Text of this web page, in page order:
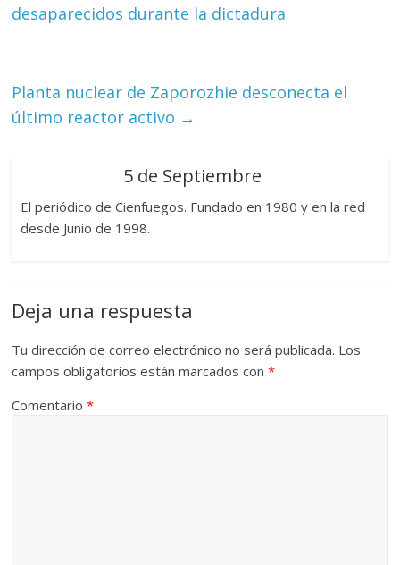
desaparecidos durante la dictadura
Planta nuclear de Zaporozhie desconecta el
último reactor activo →
5 de Septiembre
El periódico de Cienfuegos. Fundado en 1980 y en la red
desde Junio de 1998.
Deja una respuesta
Tu dirección de correo electrónico no será publicada. Los
campos obligatorios están marcados con*
Comentario*